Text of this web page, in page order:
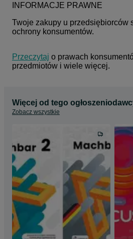
INFORMACJE PRAWNE
Twoje zakupy u przedsiębiorców
ochrony konsumentów.
Przeczytaj o prawach
przedmiotów i wiele więcej.
Więcej od tego
Zobacz wszystkie